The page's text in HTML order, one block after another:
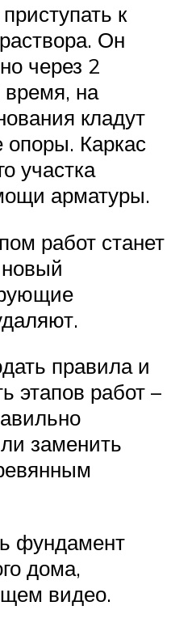
к
Он
через 2
время, на
кладут
Каркас
участка
арматуры.
работ станет
правила и
этапов работ –
заменить
фундамент
дома,
видео.